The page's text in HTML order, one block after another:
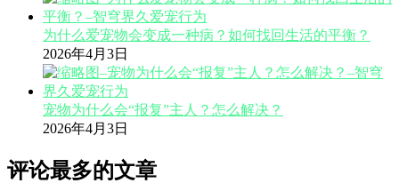
为什么爱宠物会变成一种病？如何找回生活的平衡？
2026年4月3日
宠物为什么会“报复”主人？怎么解决？
2026年4月3日
评论最多的文章